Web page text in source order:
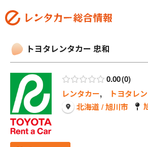
トヨタレンタカー 忠和
0.00 0
レンタカー,
トヨタレ
北海道 / 旭川市